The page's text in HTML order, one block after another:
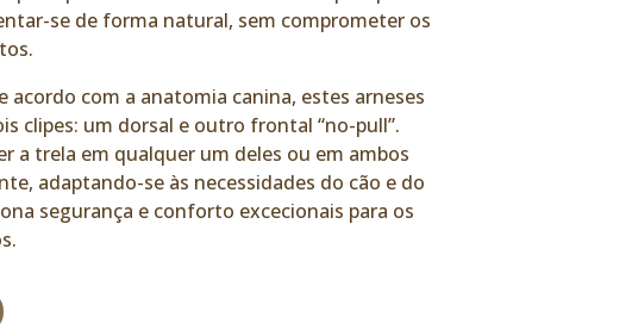
se de forma natural, sem comprometer os
acordo com a anatomia canina, estes arneses
clipes: um dorsal e outro frontal “no-pull”.
a trela em qualquer um deles ou em ambos
adaptando-se às necessidades do cão e do
segurança e conforto excecionais para os